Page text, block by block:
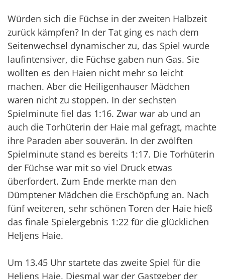
Würden sich die Füchse in der zweiten Halbzeit
zurück kämpfen? In der Tat ging es nach dem
Seitenwechsel dynamischer zu, das Spiel wurde
laufintensiver, die Füchse gaben nun Gas. Sie
wollten es den Haien nicht mehr so leicht
machen. Aber die Heiligenhauser Mädchen
waren nicht zu stoppen. In der sechsten
Spielminute fiel das 1:16. Zwar war ab und an
auch die Torhüterin der Haie mal gefragt, machte
ihre Paraden aber souverän. In der zwölften
Spielminute stand es bereits 1:17. Die Torhüterin
der Füchse war mit so viel Druck etwas
überfordert. Zum Ende merkte man den
Dümptener Mädchen die Erschöpfung an. Nach
fünf weiteren, sehr schönen Toren der Haie hieß
das finale Spielergebnis 1:22 für die glücklichen
Heljens Haie.
Um 13.45 Uhr startete das zweite Spiel für die
Heljens Haie. Diesmal war der Gastgeber der